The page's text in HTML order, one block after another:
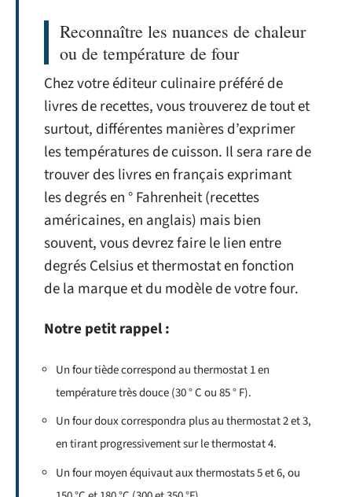
Reconnaître les nuances de chaleur
ou de température de four
Chez votre éditeur culinaire préféré de
livres de recettes, vous trouverez de tout et
surtout, différentes manières d’exprimer
les températures de cuisson. Il sera rare de
trouver des livres en français exprimant
les degrés en ° Fahrenheit (recettes
américaines, en anglais) mais bien
souvent, vous devrez faire le lien entre
degrés Celsius et thermostat en fonction
de la marque et du modèle de votre four.
Notre petit rappel :
Un four tiède correspond au thermostat 1 en
température très douce (30 ° C ou 85 ° F).
Un four doux correspondra plus au thermostat 2 et 3,
en tirant progressivement sur le thermostat 4.
Un four moyen équivaut aux thermostats 5 et 6, ou